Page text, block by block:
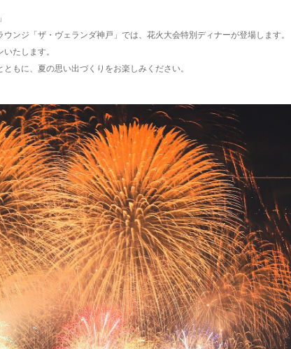
ンジ「ザ・ヴェランダ神戸」では、花火大会特別ディナーが登場します。
たします。
もに、夏の思い出づくりをお楽しみください。